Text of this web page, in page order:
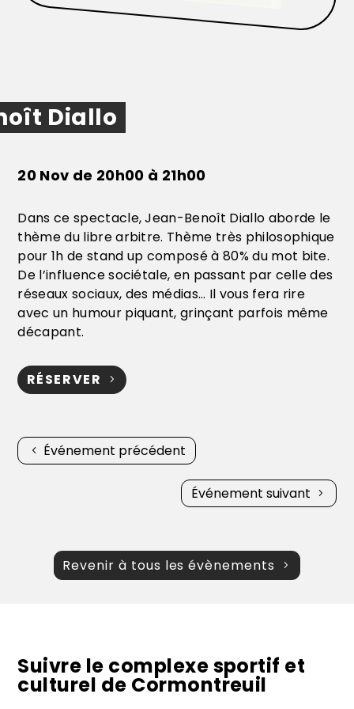
Diallo
20 Nov de 20h00 à 21h00
Dans ce spectacle, Jean-Benoît Diallo aborde le
thème du libre arbitre. Thème très philosophique
pour 1h de stand up composé à 80% du mot bite.
De l’influence sociétale, en passant par celle des
réseaux sociaux, des médias… Il vous fera rire
avec un humour piquant, grinçant parfois même
décapant.
RÉSERVER
Événement précédent
Événement suivant
Revenir à tous les évènements
Suivre le complexe sportif et
culturel de Cormontreuil